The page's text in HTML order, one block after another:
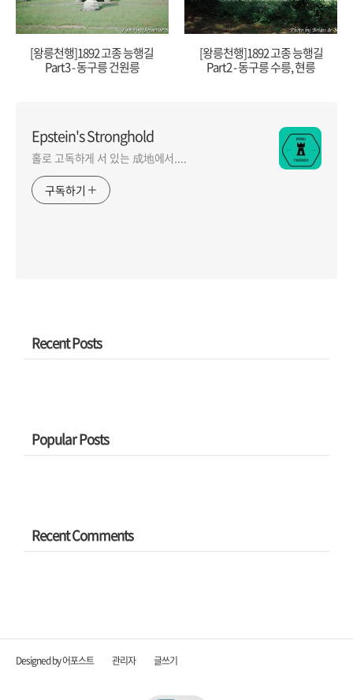
[왕릉천행]1892 고종 능행길
Part3 - 동구릉 건원릉
[왕릉천행]1892 고종 능행길
Part2 - 동구릉 수릉, 현릉
Epstein's Stronghold
홀로 고독하게 서 있는 成地에서....
구독하기
Recent Posts
Popular Posts
Recent Comments
Designed by 어포스트 관리자 글쓰기